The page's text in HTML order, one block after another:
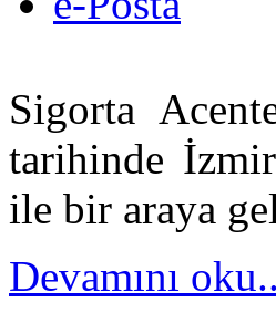
Sigorta
tarihinde
ile bir araya
Devamını